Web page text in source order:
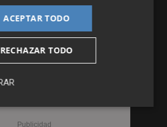
ACEPTAR TODO
RECHAZAR TODO